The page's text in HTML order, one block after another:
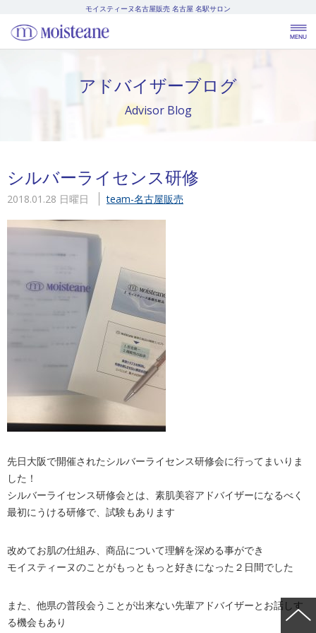
モイスティーヌ名古屋販売 名古屋 名駅サロン
アドバイザーブログ
Advisor Blog
シルバーライセンス研修
2018.01.28 日曜日 team-名古屋販売
先日大阪で開催されたシルバーライセンス研修会に行ってまいりま
した！
シルバーライセンス研修会とは、素肌美容アドバイザーになるべく
最初にうける研修で、試験もあります
改めてお肌の仕組み、商品について理解を深める事ができ
モイスティーヌのことがもっともっと好きになった２日間でした
また、他県の普段会うことが出来ない先輩アドバイザーとお話しす
る機会もあり